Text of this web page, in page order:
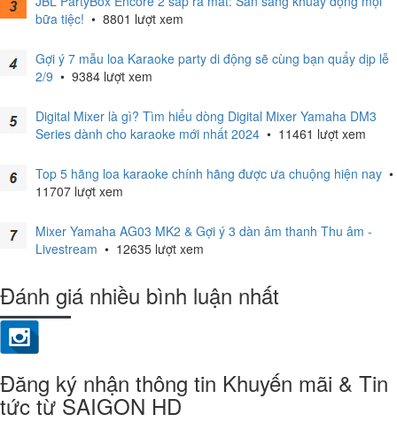
bữa tiệc! • 8801 lượt xem
Gợi ý 7 mẫu loa Karaoke party di động sẽ cùng bạn quẩy dịp lễ
2/9 • 9384 lượt xem
Digital Mixer là gì? Tìm hiểu dòng Digital Mixer Yamaha DM3
Series dành cho karaoke mới nhất 2024 • 11461 lượt xem
Top 5 hãng loa karaoke chính hãng được ưa chuộng hiện nay •
11707 lượt xem
Mixer Yamaha AG03 MK2 & Gợi ý 3 dàn âm thanh Thu âm -
Livestream • 12635 lượt xem
Đánh giá nhiều bình luận nhất
Đăng ký nhận thông tin Khuyến mãi & Tin
tức từ SAIGON HD